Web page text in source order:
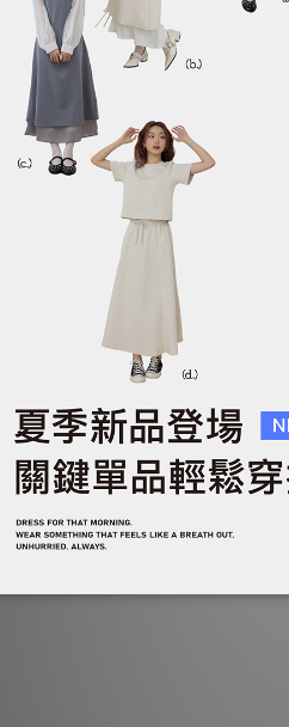
雙層垂墜感層次長洋裝
NT$1,390
NT$1,690